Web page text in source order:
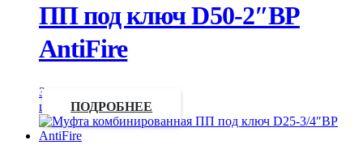
ПП под ключ D50-2″ВР
AntiFire
Запросить
цену
ПОДРОБНЕЕ